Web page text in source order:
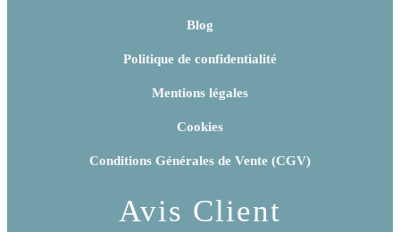
Blog
Politique de confidentialité
Mentions légales
Cookies
Conditions Générales de Vente (CGV)
Avis Client